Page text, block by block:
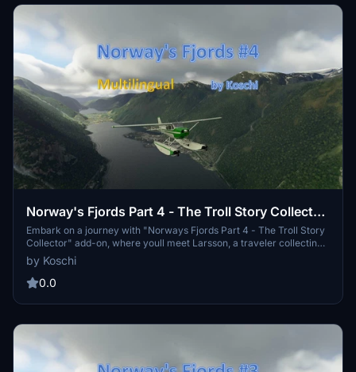
Norway's Fjords Part 4 - The Troll Story Collector
- MULTILINGUAL
Embark on a journey with "Norways Fjords Part 4 - The Troll Story
Collector" add-on, where youll meet Larsson, a traveler collecting
troll stories across Scandinavia. Explore 704 NM with 14 legs in a
Cessna Skyhawk G1000 Amphibian, while enjoying multilingual
storytelling in various languages. Experience the beauty of
along the way. Remember, safety first and happy flying!
by Koschi
0.0